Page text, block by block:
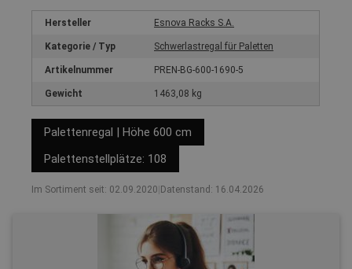
Hersteller Esnova Racks S.A.
Kategorie / Typ Schwerlastregal für Paletten
Artikelnummer PREN-BG-600-1690-5
Gewicht 1463,08 kg
Palettenregal | Höhe 600 cm
Palettenstellplätze: 108
Im Sortiment seit: 02.09.2020 Datenstand: 16.04.2026